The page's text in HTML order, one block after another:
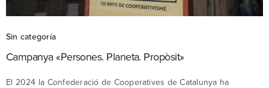
Sin categoría
Campanya «Persones. Planeta. Propòsit»
El 2024 la Confederació de Cooperatives de Catalunya ha